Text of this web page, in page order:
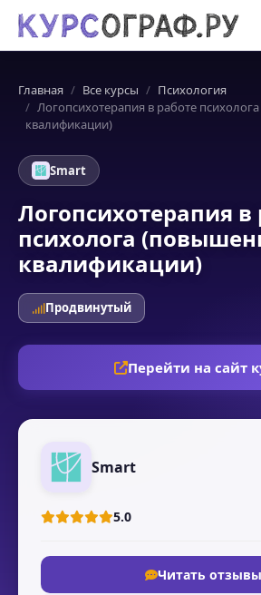
Главная Все курсы
Психология
Логопсихотерапия в работе
квалификации)
Smart
Логопсихотерапия в
психолога
квалификации)
Продвинутый
Перейти на сайт
Smart
5.0
Читать отзывы